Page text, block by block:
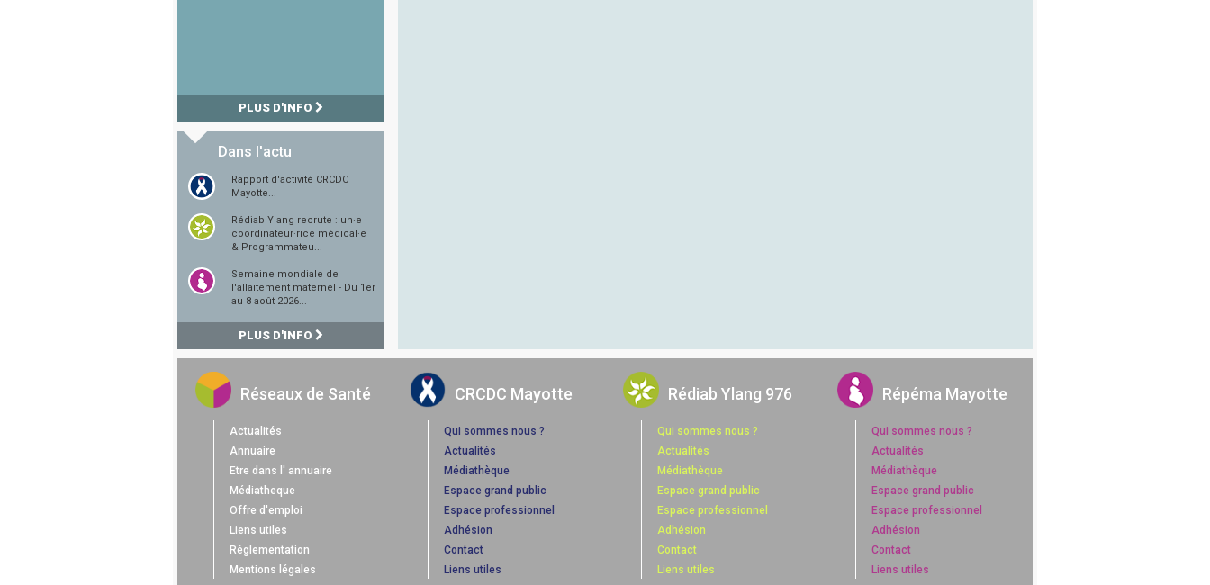
PLUS D'INFO
Dans l'actu
Rapport d'activité CRCDC
Mayotte...
Rédiab Ylang recrute : un·e
coordinateur·rice médical·e
& Programmateu...
Semaine mondiale de
l'allaitement maternel - Du 1er
au 8 août 2026...
PLUS D'INFO
Réseaux de Santé
Actualités
Annuaire
Etre dans l' annuaire
Médiatheque
Offre d'emploi
Liens utiles
Réglementation
Mentions légales
CRCDC Mayotte
Qui sommes nous ?
Actualités
Médiathèque
Espace grand public
Espace professionnel
Adhésion
Contact
Liens utiles
Rédiab Ylang 976
Qui sommes nous ?
Actualités
Médiathèque
Espace grand public
Espace professionnel
Adhésion
Contact
Liens utiles
Répéma Mayotte
Qui sommes nous ?
Actualités
Médiathèque
Espace grand public
Espace professionnel
Adhésion
Contact
Liens utiles